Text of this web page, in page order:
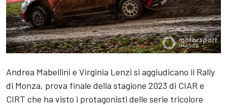
Andrea Mabellini e Virginia Lenzi si aggiudicano il Rally
di Monza, prova finale della stagione 2023 di CIAR e
CIRT che ha visto i protagonisti delle serie tricolore